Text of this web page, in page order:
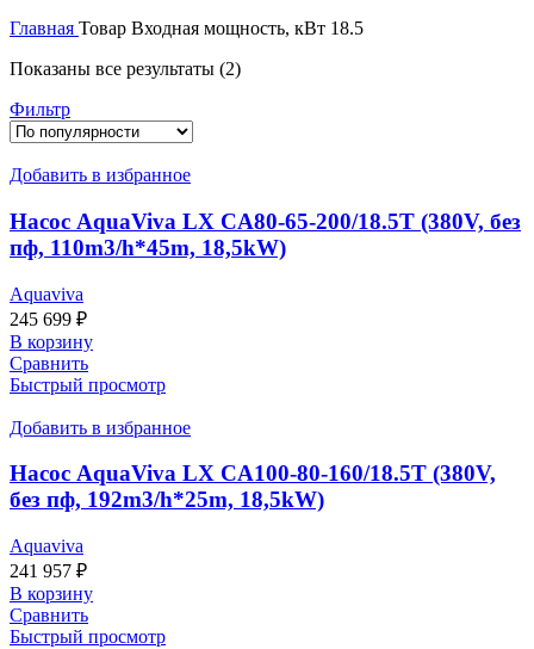
Главная Товар Входная мощность, кВт 18.5
Показаны все результаты (2)
Фильтр
Добавить в избранное
Насос AquaViva LX CA80-65-200/18.5T (380V, без
пф, 110m3/h*45m, 18,5kW)
Aquaviva
245 699 ₽
В корзину
Сравнить
Быстрый просмотр
Добавить в избранное
Насос AquaViva LX CA100-80-160/18.5T (380V,
без пф, 192m3/h*25m, 18,5kW)
Aquaviva
241 957 ₽
В корзину
Сравнить
Быстрый просмотр